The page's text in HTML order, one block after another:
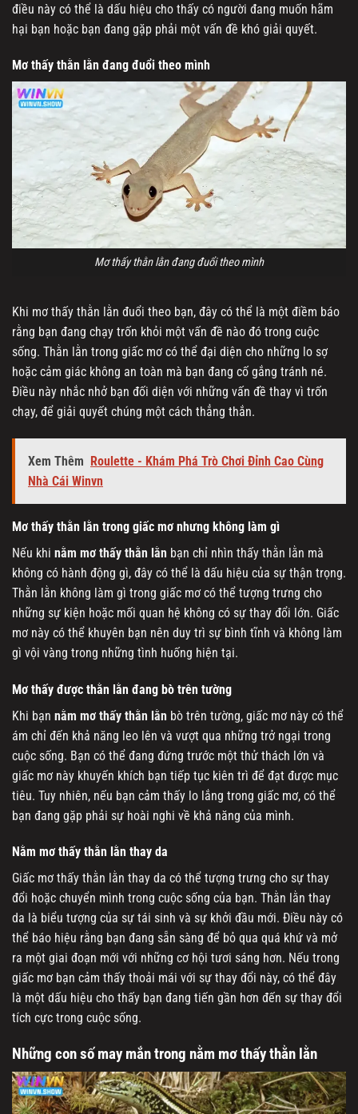
điều này có thể là dấu hiệu cho thấy có người đang muốn hãm
hại bạn hoặc bạn đang gặp phải một vấn đề khó giải quyết.
Mơ thấy thằn lằn đang đuổi theo mình
Mơ thấy thằn lằn đang đuổi theo mình
Khi mơ thấy thằn lằn đuổi theo bạn, đây có thể là một điềm báo
rằng bạn đang chạy trốn khỏi một vấn đề nào đó trong cuộc
sống. Thằn lằn trong giấc mơ có thể đại diện cho những lo sợ
hoặc cảm giác không an toàn mà bạn đang cố gắng tránh né.
Điều này nhắc nhở bạn đối diện với những vấn đề thay vì trốn
chạy, để giải quyết chúng một cách thẳng thắn.
Xem Thêm Roulette - Khám Phá Trò Chơi Đỉnh Cao Cùng
Nhà Cái Winvn
Mơ thấy thằn lằn trong giấc mơ nhưng không làm gì
Nếu khi nằm mơ thấy thằn lằn bạn chỉ nhìn thấy thằn lằn mà
không có hành động gì, đây có thể là dấu hiệu của sự thận trọng.
Thằn lằn không làm gì trong giấc mơ có thể tượng trưng cho
những sự kiện hoặc mối quan hệ không có sự thay đổi lớn. Giấc
mơ này có thể khuyên bạn nên duy trì sự bình tĩnh và không làm
gì vội vàng trong những tình huống hiện tại.
Mơ thấy được thằn lằn đang bò trên tường
Khi bạn nằm mơ thấy thằn lằn bò trên tường, giấc mơ này có thể
ám chỉ đến khả năng leo lên và vượt qua những trở ngại trong
cuộc sống. Bạn có thể đang đứng trước một thử thách lớn và
giấc mơ này khuyến khích bạn tiếp tục kiên trì để đạt được mục
tiêu. Tuy nhiên, nếu bạn cảm thấy lo lắng trong giấc mơ, có thể
bạn đang gặp phải sự hoài nghi về khả năng của mình.
Nằm mơ thấy thằn lằn thay da
Giấc mơ thấy thằn lằn thay da có thể tượng trưng cho sự thay
đổi hoặc chuyển mình trong cuộc sống của bạn. Thằn lằn thay
da là biểu tượng của sự tái sinh và sự khởi đầu mới. Điều này có
thể báo hiệu rằng bạn đang sẵn sàng để bỏ qua quá khứ và mở
ra một giai đoạn mới với những cơ hội tươi sáng hơn. Nếu trong
giấc mơ bạn cảm thấy thoải mái với sự thay đổi này, có thể đây
là một dấu hiệu cho thấy bạn đang tiến gần hơn đến sự thay đổi
tích cực trong cuộc sống.
Những con số may mắn trong nằm mơ thấy thằn lằn